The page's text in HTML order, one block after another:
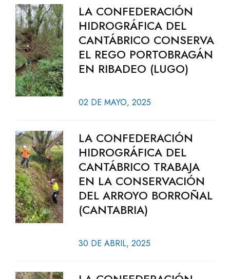
LA CONFEDERACIÓN
HIDROGRÁFICA DEL
CANTÁBRICO CONSERVA
EL REGO PORTOBRAGÁN
EN RIBADEO (LUGO)
02 DE MAYO, 2025
LA CONFEDERACIÓN
HIDROGRÁFICA DEL
CANTÁBRICO TRABAJA
EN LA CONSERVACIÓN
DEL ARROYO BORROÑAL
(CANTABRIA)
30 DE ABRIL, 2025